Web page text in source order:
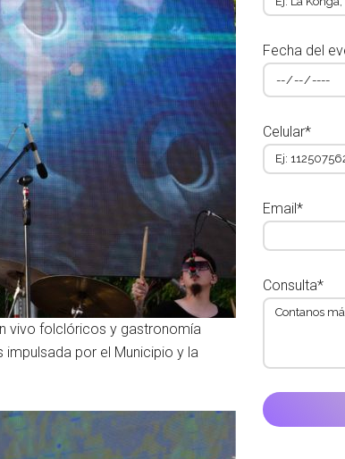
vivo folclóricos y gastronomía
por el Municipio y la
Fecha del
Celular*
Email*
Consulta*